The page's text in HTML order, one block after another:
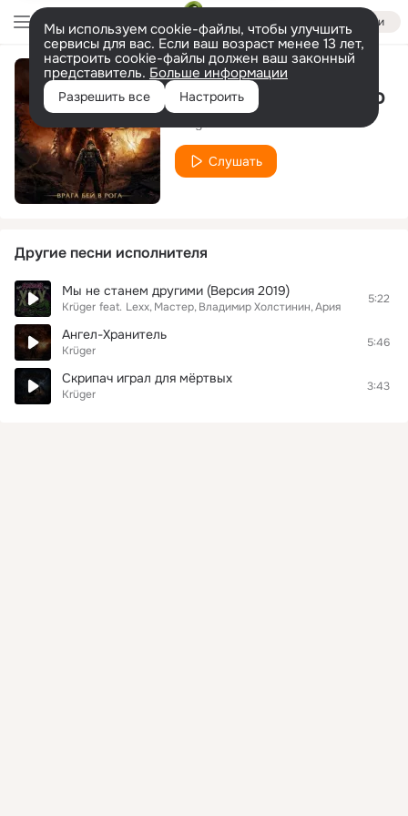
Войти
Мы используем cookie-файлы, чтобы улучшить
сервисы для вас. Если ваш возраст менее 13 лет,
настроить cookie-файлы должен ваш законный
представитель. Больше информации
Разрешить все Настроить
Великий Джордано
Слушать
Другие песни исполнителя
Мы не станем другими (Версия 2019)
Krüger feat. Lexx Мастер Владимир Холстинин Ария
5:22
Ангел-Хранитель
Krüger
5:46
Скрипач играл для мёртвых
Krüger
3:43